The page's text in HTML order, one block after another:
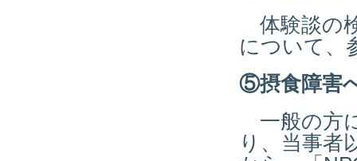
体験談の
について、
⑤摂食障害
一般の方
り、当事者